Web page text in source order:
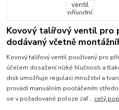
Kovový talířový ventil pro
dodávaný včetně
Kovový talířový ventil používaný pro
účelem dosažení nízké hlučnosti a
disk umožňuje regulaci množství a
provádí manuálním pootáčením
se v požadované poloze zaf... celý